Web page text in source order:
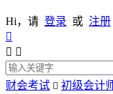
Hi，请 登录 或 注册

 
财会考试  初级会计